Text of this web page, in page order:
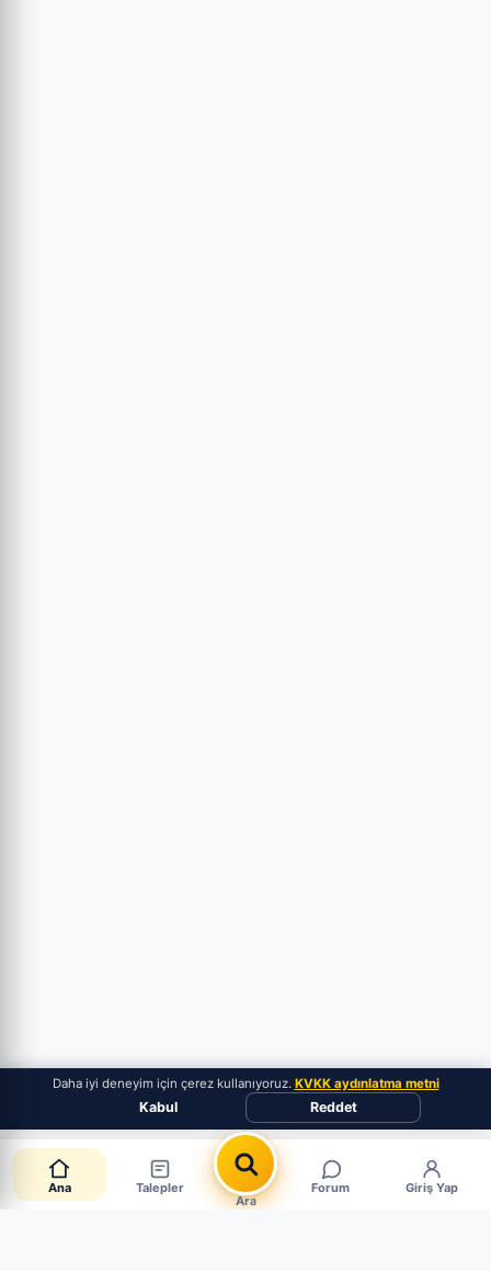
Ana
Talepler
Ara
Forum Giriş Yap
Daha iyi deneyim için çerez kullanıyoruz. KVKK aydınlatma metni
Kabul Reddet